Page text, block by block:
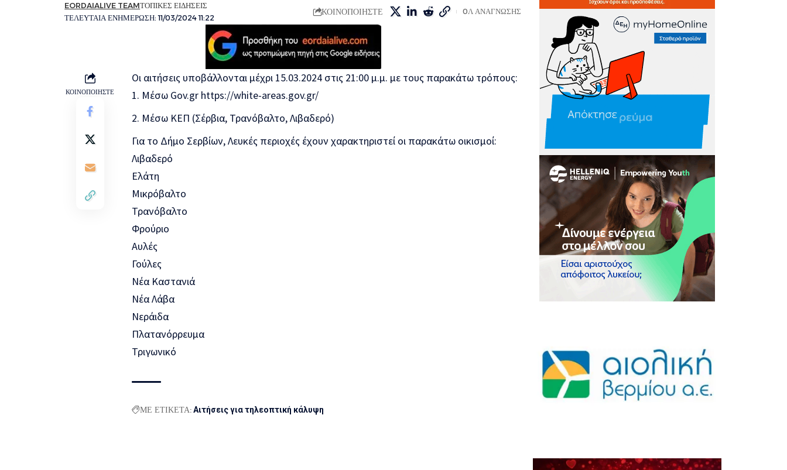
ΤΕΛΕΥΤΑΙΑ ΕΝΗΜΕΡΩΣΗ: 11/03/2024 11:22
EORDAIALIVE TEAMΤΟΠΙΚΕΣ ΕΙΔΗΣΕΙΣ
ΚΟΙΝΟΠΟΙΗΣΤΕ 0Λ ΑΝΑΓΝΩΣΗΣ
ΚΟΙΝΟΠΟΙΗΣΤΕ
Οι αιτήσεις υποβάλλονται μέχρι 15.03.2024 στις 21:00 μ.μ. με τους παρακάτω τρόπους:
Μέσω Gov.gr https://white-areas.gov.gr/
Μέσω ΚΕΠ (Σέρβια, Τρανόβαλτο, Λιβαδερό)
Για το Δήμο Σερβίων, Λευκές περιοχές έχουν χαρακτηριστεί οι παρακάτω οικισμοί:
Λιβαδερό
Ελάτη
Μικρόβαλτο
Τρανόβαλτο
Φρούριο
Αυλές
Γούλες
Νέα Καστανιά
Νέα Λάβα
Νεράιδα
Πλατανόρρευμα
Τριγωνικό
ΜΕ ΕΤΙΚΕΤΑ:Αιτήσεις για τηλεοπτική κάλυψη